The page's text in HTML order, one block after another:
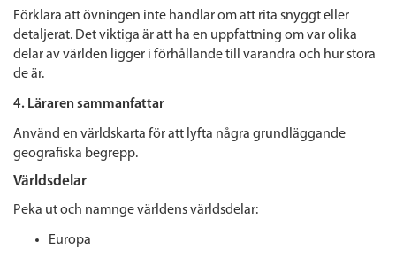
Förklara att övningen inte handlar om att rita snyggt eller
detaljerat. Det viktiga är att ha en uppfattning om var olika
delar av världen ligger i förhållande till varandra och hur stora
de är.
4. Läraren sammanfattar
Använd en världskarta för att lyfta några grundläggande
geografiska begrepp.
Världsdelar
Peka ut och namnge världens världsdelar:
Europa